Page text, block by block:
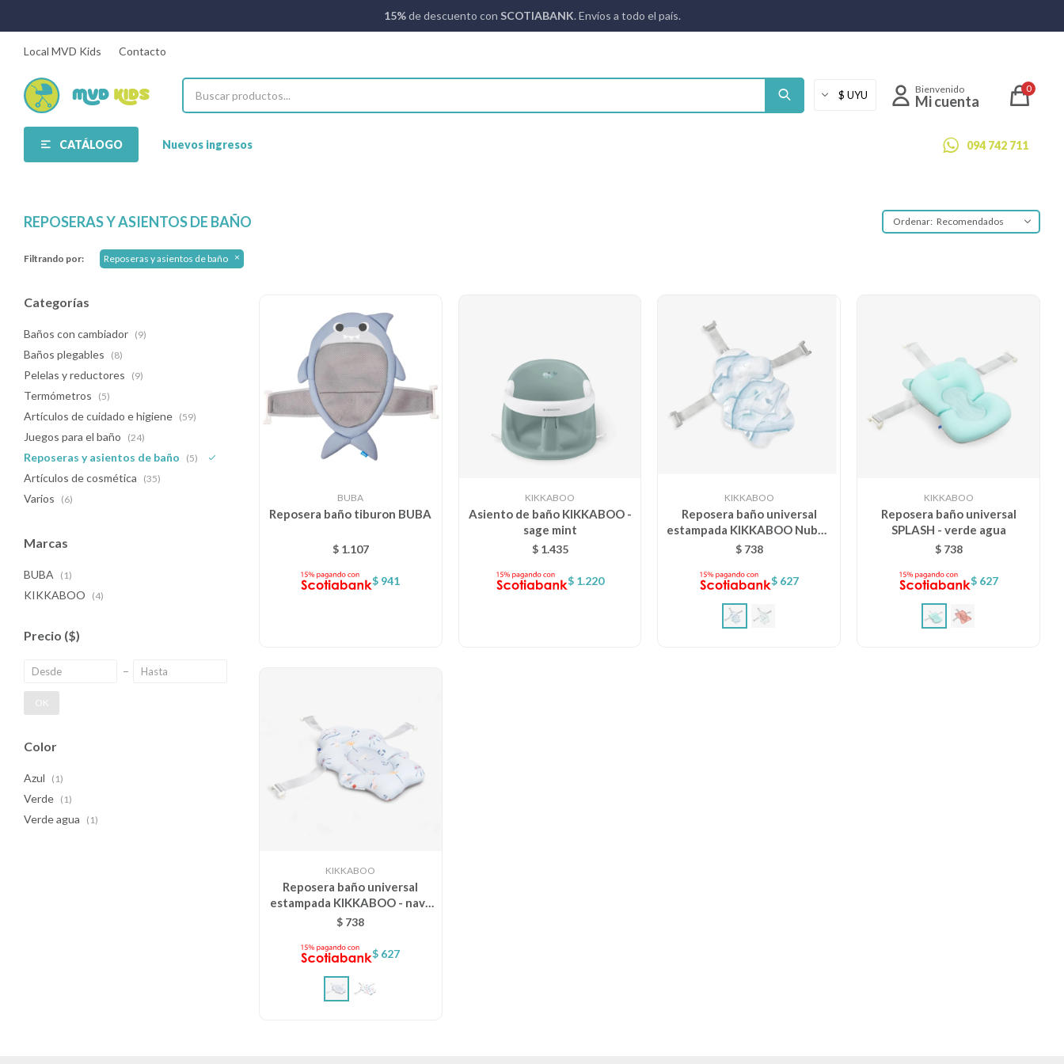
15%de descuento con SCOTIABANK. Envíos a todo el país.
CATÁLOGO Nuevos ingresos 094 742 711
0
Local MVD Kids Contacto
REPOSERAS Y ASIENTOS DE BAÑO Recomendados
Filtrando por: Reposeras y asientos de baño
BUBA
Reposera baño tiburon BUBA
$ 1.107
$ 941
KIKKABOO
Asiento de baño KIKKABOO -
sage mint
$ 1.435
$ 1.220
KIKKABOO
Reposera baño universal
estampada KIKKABOO Nubo -
SHELL AZUL
$ 738
$ 627
KIKKABOO
Reposera baño universal
SPLASH - verde agua
$ 738
$ 627
KIKKABOO
Reposera baño universal
estampada KIKKABOO - navy
anclas
$ 738
$ 627
Categorías
Baños con cambiador (9)
Baños plegables (8)
Pelelas y reductores (9)
Termómetros (5)
Artículos de cuidado e higiene (59)
Juegos para el baño (24)
Reposeras y asientos de baño (5)
Artículos de cosmética (35)
Varios (6)
Marcas
BUBA (1)
KIKKABOO (4)
Precio ($)
OK
Color
Azul (1)
Verde (1)
Verde agua (1)